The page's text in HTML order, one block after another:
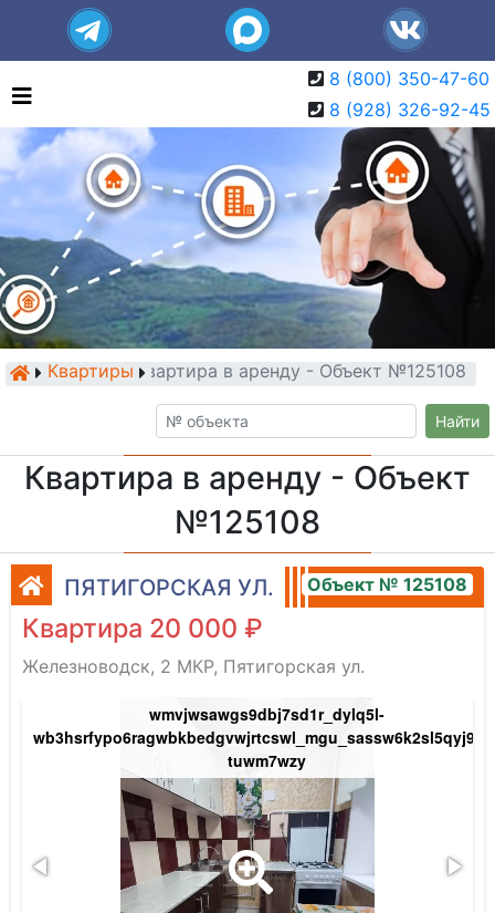
8 (800) 350-47-60
8 (928) 326-92-45
Квартиры Квартира в аренду - Объект №125108
Найти
Квартира в аренду - Объект
№125108
ПЯТИГОРСКАЯ УЛ. Объект № 125108
Квартира 20 000 ₽
Железноводск, 2 МКР, Пятигорская ул.
wmvjwsawgs9dbj7sd1r_dylq5l-
tuwm7wzy